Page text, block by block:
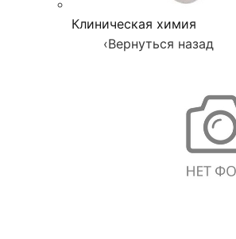
Клиническая химия
‹Вернуться назад